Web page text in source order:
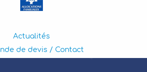
Actualités
de devis / Contact